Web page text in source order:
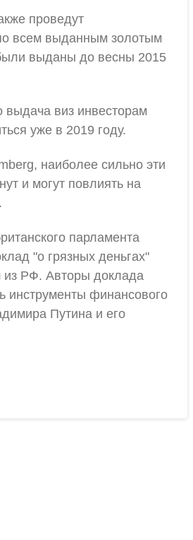
проведут
всем выданным золотым
выданы до весны 2015
выдача виз инвесторам
уже в 2019 году.
наиболее сильно эти
и могут повлиять на
парламента
"о грязных деньгах"
из РФ. Авторы доклада
инструменты финансового
Путина и его